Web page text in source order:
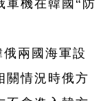
軍機在韓國“防
兩國海軍設
關情況時俄方